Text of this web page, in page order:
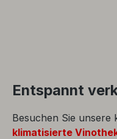
Entspannt
Besuchen Sie unsere
klimatisierte